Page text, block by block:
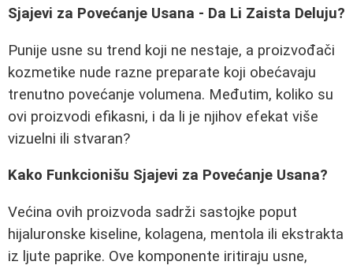
Sjajevi za Povećanje Usana - Da Li Zaista Deluju?
Punije usne su trend koji ne nestaje, a proizvođači
kozmetike nude razne preparate koji obećavaju
trenutno povećanje volumena. Međutim, koliko su
ovi proizvodi efikasni, i da li je njihov efekat više
vizuelni ili stvaran?
Kako Funkcionišu Sjajevi za Povećanje Usana?
Većina ovih proizvoda sadrži sastojke poput
hijaluronske kiseline, kolagena, mentola ili ekstrakta
iz ljute paprike. Ove komponente iritiraju usne,